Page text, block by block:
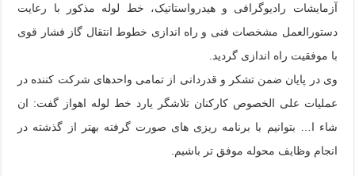
آزمایشات رادیوگرافی و هیدرواستاتیک، خط لوله مذکور با رعایت
دستورالعمل مشخصات فنی و راه اندازی خطوط انتقال گاز فشار قوی
با موفقیت راه اندازی گردید.
وی در پایان ضمن تشکر و قدردانی از تمامی واحدهای شرکت کننده در
عملیات علی الخصوص کارکنان تلاشگر یارد خط لوله اهواز گفت: ان
شاء ا… بتوانیم با برنامه ریزی های صورت گرفته بهتر از گذشته در
انجام وظایف محوله موفق تر باشیم.